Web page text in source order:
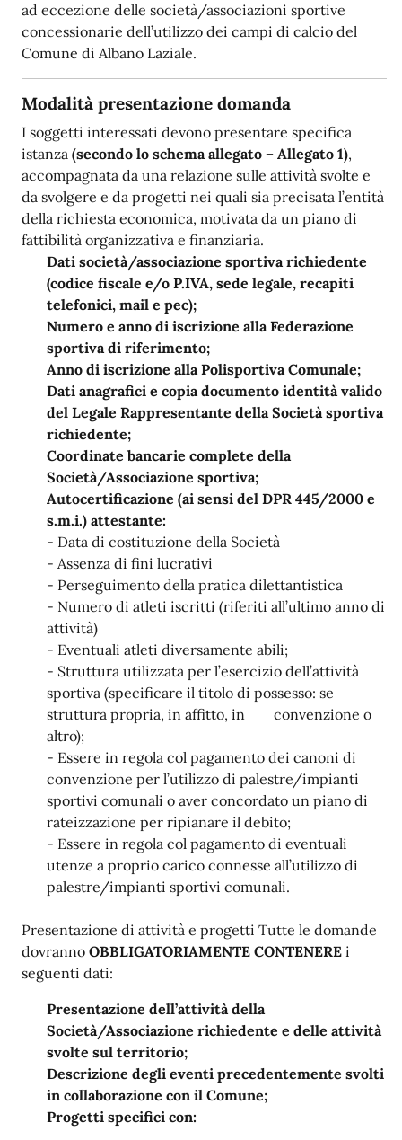
ad eccezione delle società/associazioni sportive
concessionarie dell’utilizzo dei campi di calcio del
Comune di Albano Laziale.
Modalità presentazione domanda
I soggetti interessati devono presentare specifica
istanza (secondo lo schema allegato – Allegato 1),
accompagnata da una relazione sulle attività svolte e
da svolgere e da progetti nei quali sia precisata l’entità
della richiesta economica, motivata da un piano di
fattibilità organizzativa e finanziaria.
Dati società/associazione sportiva richiedente
(codice fiscale e/o P.IVA, sede legale, recapiti
telefonici, mail e pec);
Numero e anno di iscrizione alla Federazione
sportiva di riferimento;
Anno di iscrizione alla Polisportiva Comunale;
Dati anagrafici e copia documento identità valido
del Legale Rappresentante della Società sportiva
richiedente;
Coordinate bancarie complete della
Società/Associazione sportiva;
Autocertificazione (ai sensi del DPR 445/2000 e
s.m.i.) attestante:
- Data di costituzione della Società
- Assenza di fini lucrativi
- Perseguimento della pratica dilettantistica
- Numero di atleti iscritti (riferiti all’ultimo anno di
attività)
- Eventuali atleti diversamente abili;
- Struttura utilizzata per l’esercizio dell’attività
sportiva (specificare il titolo di possesso: se
struttura propria, in affitto, in convenzione o
altro);
- Essere in regola col pagamento dei canoni di
convenzione per l’utilizzo di palestre/impianti
sportivi comunali o aver concordato un piano di
rateizzazione per ripianare il debito;
- Essere in regola col pagamento di eventuali
utenze a proprio carico connesse all’utilizzo di
palestre/impianti sportivi comunali.
Presentazione di attività e progetti Tutte le domande
dovranno OBBLIGATORIAMENTE CONTENERE i
seguenti dati:
Presentazione dell’attività della
Società/Associazione richiedente e delle attività
svolte sul territorio;
Descrizione degli eventi precedentemente svolti
in collaborazione con il Comune;
Progetti specifici con: